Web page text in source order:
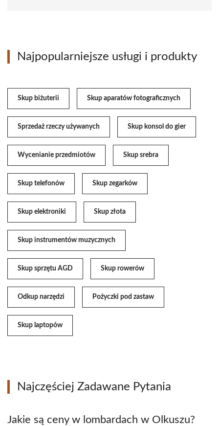
Najpopularniejsze usługi i produkty
Skup biżuterii Skup aparatów fotograficznych
Sprzedaż rzeczy używanych Skup konsol do gier
Wycenianie przedmiotów Skup srebra
Skup telefonów Skup zegarków
Skup elektroniki Skup złota
Skup instrumentów muzycznych
Skup sprzętu AGD Skup rowerów
Odkup narzędzi Pożyczki pod zastaw
Skup laptopów
Najczęściej Zadawane Pytania
Jakie są ceny w lombardach w Olkuszu?